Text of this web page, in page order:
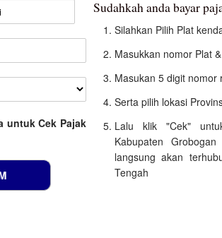
untuk Cek Pajak
Sudahkah anda bayar
Silahkan Pilih Plat
Masukkan nomor Plat
Masukan 5 digit nomor
Serta pilih lokasi
Lalu klik "Cek"
Kabupaten
langsung akan
Tengah